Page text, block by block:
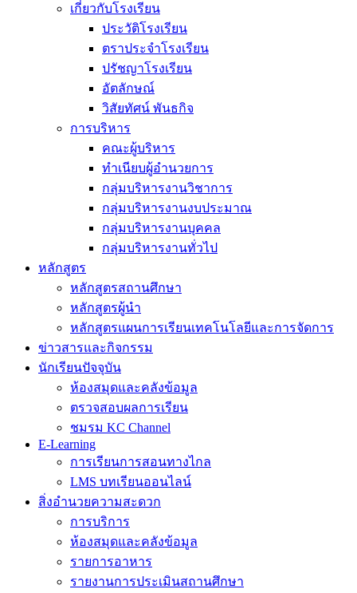
เกี่ยวกับโรงเรียน
ประวัติโรงเรียน
ตราประจำโรงเรียน
ปรัชญาโรงเรียน
อัตลักษณ์
วิสัยทัศน์ พันธกิจ
การบริหาร
คณะผู้บริหาร
ทำเนียบผู้อำนวยการ
กลุ่มบริหารงานวิชาการ
กลุ่มบริหารงานงบประมาณ
กลุ่มบริหารงานบุคคล
กลุ่มบริหารงานทั่วไป
หลักสูตร
หลักสูตรสถานศึกษา
หลักสูตรผู้นำ
หลักสูตรแผนการเรียนเทคโนโลยีและการจัดการ
ข่าวสารและกิจกรรม
นักเรียนปัจจุบัน
ห้องสมุดและคลังข้อมูล
ตรวจสอบผลการเรียน
ชมรม KC Channel
E-Learning
การเรียนการสอนทางไกล
LMS บทเรียนออนไลน์
สิ่งอำนวยความสะดวก
การบริการ
ห้องสมุดและคลังข้อมูล
รายการอาหาร
รายงานการประเมินสถานศึกษา